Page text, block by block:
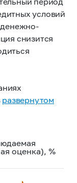
условий
снизится
развернутом
оценка), %